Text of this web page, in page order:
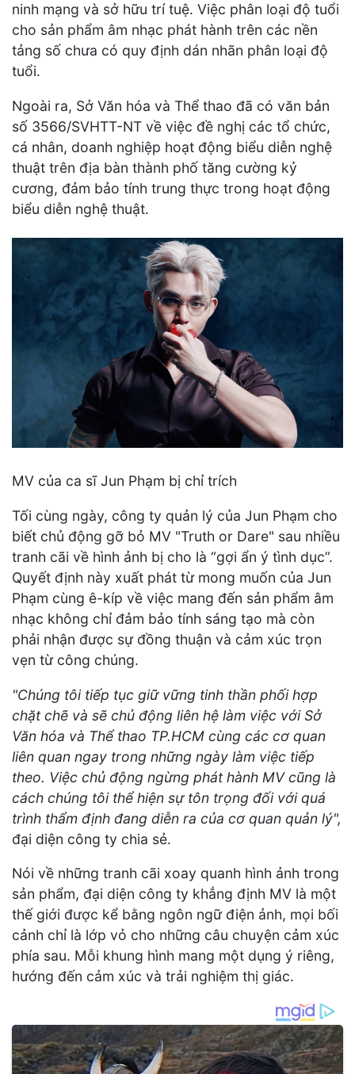
ninh mạng và sở hữu trí tuệ. Việc phân loại độ tuổi
cho sản phẩm âm nhạc phát hành trên các nền
tảng số chưa có quy định dán nhãn phân loại độ
tuổi.
Ngoài ra, Sở Văn hóa và Thể thao đã có văn bản
số 3566/SVHTT-NT về việc đề nghị các tổ chức,
cá nhân, doanh nghiệp hoạt động biểu diễn nghệ
thuật trên địa bàn thành phố tăng cường kỷ
cương, đảm bảo tính trung thực trong hoạt động
biểu diễn nghệ thuật.
MV của ca sĩ Jun Phạm bị chỉ trích
Tối cùng ngày, công ty quản lý của Jun Phạm cho
biết chủ động gỡ bỏ MV "Truth or Dare" sau nhiều
tranh cãi về hình ảnh bị cho là “gợi ẩn ý tình dục”.
Quyết định này xuất phát từ mong muốn của Jun
Phạm cùng ê-kíp về việc mang đến sản phẩm âm
nhạc không chỉ đảm bảo tính sáng tạo mà còn
phải nhận được sự đồng thuận và cảm xúc trọn
vẹn từ công chúng.
"Chúng tôi tiếp tục giữ vững tinh thần phối hợp
chặt chẽ và sẽ chủ động liên hệ làm việc với Sở
Văn hóa và Thể thao TP.HCM cùng các cơ quan
liên quan ngay trong những ngày làm việc tiếp
theo. Việc chủ động ngừng phát hành MV cũng là
cách chúng tôi thể hiện sự tôn trọng đối với quá
trình thẩm định đang diễn ra của cơ quan quản lý",
đại diện công ty chia sẻ.
Nói về những tranh cãi xoay quanh hình ảnh trong
sản phẩm, đại diện công ty khẳng định MV là một
thế giới được kể bằng ngôn ngữ điện ảnh, mọi bối
cảnh chỉ là lớp vỏ cho những câu chuyện cảm xúc
phía sau. Mỗi khung hình mang một dụng ý riêng,
hướng đến cảm xúc và trải nghiệm thị giác.